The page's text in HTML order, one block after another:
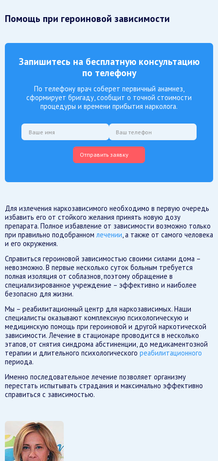
Помощь при героиновой зависимости
Запишитесь на бесплатную консультацию
по телефону
По телефону врач соберет первичный анамнез,
сформирует бригаду, сообщит о точной стоимости
процедуры и времени прибытия нарколога.
Отправить заявку
Для излечения наркозависимого необходимо в первую очередь
избавить его от стойкого желания принять новую дозу
препарата. Полное избавление от зависимости возможно только
при правильно подобранном лечении, а также от самого человека
и его окружения.
Справиться героиновой зависимостью своими силами дома –
невозможно. В первые несколько суток больным требуется
полная изоляция от соблазнов, поэтому обращение в
специализированное учреждение – эффективно и наиболее
безопасно для жизни.
Мы – реабилитационный центр для наркозависимых. Наши
специалисты оказывают комплексную психологическую и
медицинскую помощь при героиновой и другой наркотической
зависимости. Лечение в стационаре проводится в несколько
этапов, от снятия синдрома абстиненции, до медикаментозной
терапии и длительного психологического реабилитационного
периода.
Именно последовательное лечение позволяет организму
перестать испытывать страдания и максимально эффективно
справиться с зависимостью.